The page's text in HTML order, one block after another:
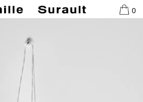
Fermer
Votre panier est vide.
0